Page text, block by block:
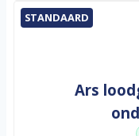
STANDAARD
Ars